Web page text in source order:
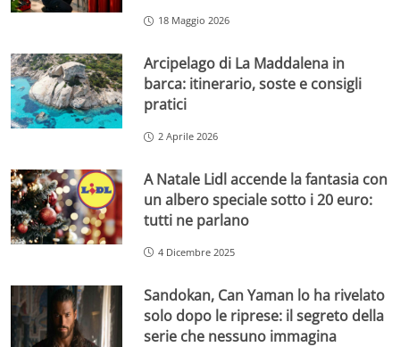
18 Maggio 2026
Arcipelago di La Maddalena in
barca: itinerario, soste e consigli
pratici
2 Aprile 2026
A Natale Lidl accende la fantasia con
un albero speciale sotto i 20 euro:
tutti ne parlano
4 Dicembre 2025
Sandokan, Can Yaman lo ha rivelato
solo dopo le riprese: il segreto della
serie che nessuno immagina